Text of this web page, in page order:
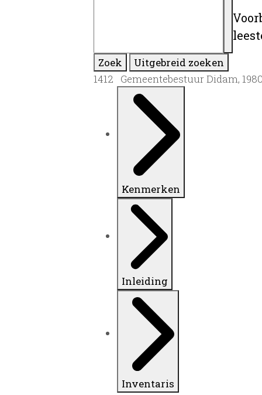
Zoek
Uitgebreid zoeken
1412 Gemeentebestuur Didam,
Kenmerken
Inleiding
Inventaris